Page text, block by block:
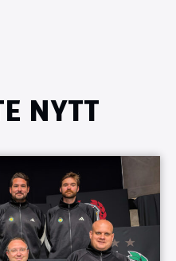
NYTT